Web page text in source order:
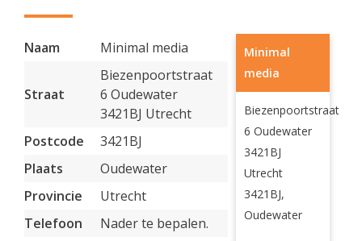
Naam Minimal media
Straat
Biezenpoortstraat
6 Oudewater
3421BJ Utrecht
Postcode
3421BJ
Plaats
Oudewater
Provincie
Utrecht
Telefoon
Nader te bepalen.
Minimal
media
Biezenpoortstraat
6 Oudewater
3421BJ
Utrecht
3421BJ,
Oudewater